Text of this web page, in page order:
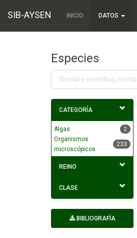
SIB-AYSEN INICIO DATOS
Especies
CATEGORÍA
Algas
2
Organismos
microscópicos
233
REINO
CLASE
BIBLIOGRAFÍA